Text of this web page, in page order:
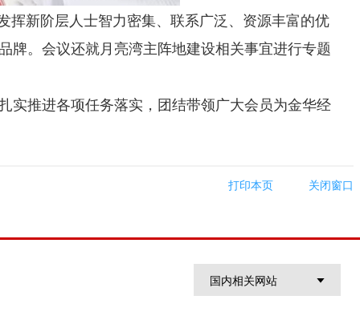
挥新阶层人士智力密集、联系广泛、资源丰富的优
牌。会议还就月亮湾主阵地建设相关事宜进行专题
实推进各项任务落实，团结带领广大会员为金华经
打印本页 关闭窗口
国内相关网站